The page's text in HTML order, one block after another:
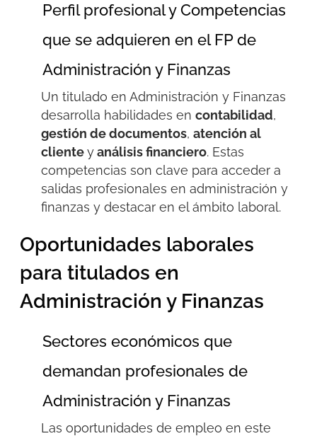
Perfil profesional y Competencias
que se adquieren en el FP de
Administración y Finanzas
Un titulado en Administración y Finanzas
desarrolla habilidades en contabilidad,
gestión de documentos, atención al
clienteyanálisis financiero. Estas
competencias son clave para acceder a
salidas profesionales en administración y
finanzas y destacar en el ámbito laboral.
Oportunidades laborales
para titulados en
Administración y Finanzas
Sectores económicos que
demandan profesionales de
Administración y Finanzas
Las oportunidades de empleo en este